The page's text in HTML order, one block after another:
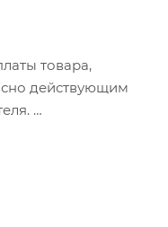
товара,
действующим